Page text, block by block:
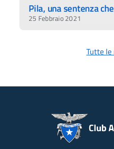
Pila, una sentenza
25 Febbraio 2021
Tutte le